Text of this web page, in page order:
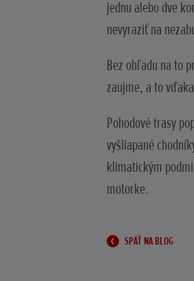
jednu alebo dve
nevyraziť na
Bez ohľadu na to
zaujme, a to
Pohodové trasy
vyšliapané
klimatickým
motorke.
SPÄŤ NA BLOG